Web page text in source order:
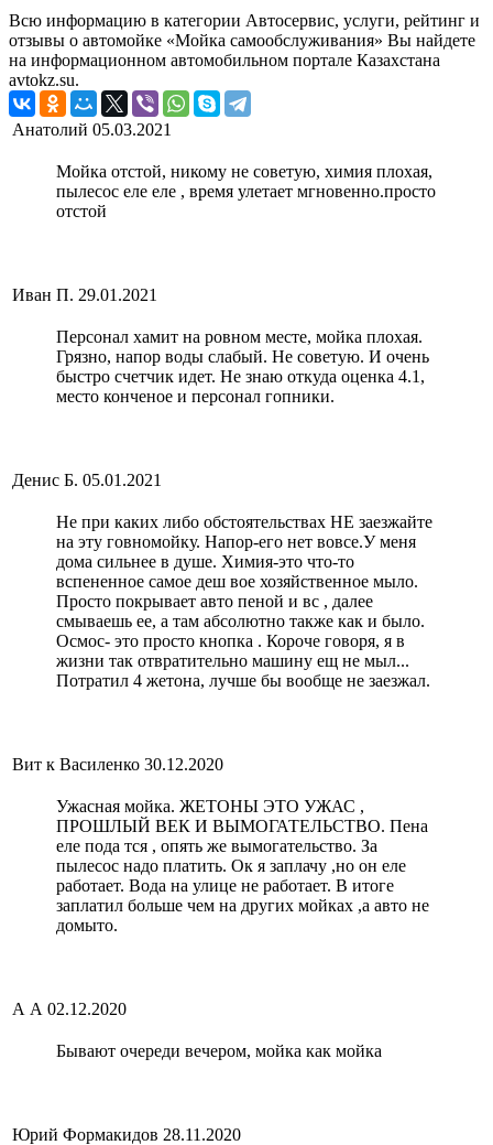
Всю информацию в категории Автосервис, услуги, рейтинг и
отзывы о автомойке «Мойка самообслуживания» Вы найдете
на информационном автомобильном портале Казахстана
avtokz.su.
Анатолий 05.03.2021
Мойка отстой, никому не советую, химия плохая,
пылесос еле еле , время улетает мгновенно.просто
отстой
Иван П. 29.01.2021
Персонал хамит на ровном месте, мойка плохая.
Грязно, напор воды слабый. Не советую. И очень
быстро счетчик идет. Не знаю откуда оценка 4.1,
место конченое и персонал гопники.
Денис Б. 05.01.2021
Не при каких либо обстоятельствах НЕ заезжайте
на эту говномойку. Напор-его нет вовсе.У меня
дома сильнее в душе. Химия-это что-то
вспененное самое деш вое хозяйственное мыло.
Просто покрывает авто пеной и вс , далее
смываешь ее, а там абсолютно также как и было.
Осмос- это просто кнопка . Короче говоря, я в
жизни так отвратительно машину ещ не мыл...
Потратил 4 жетона, лучше бы вообще не заезжал.
Вит к Василенко 30.12.2020
Ужасная мойка. ЖЕТОНЫ ЭТО УЖАС ,
ПРОШЛЫЙ ВЕК И ВЫМОГАТЕЛЬСТВО. Пена
еле пода тся , опять же вымогательство. За
пылесос надо платить. Ок я заплачу ,но он еле
работает. Вода на улице не работает. В итоге
заплатил больше чем на других мойках ,а авто не
домыто.
А А 02.12.2020
Бывают очереди вечером, мойка как мойка
Юрий Формакидов 28.11.2020